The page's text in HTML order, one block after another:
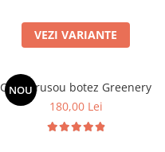
VEZI VARIANTE
NOU
Cutie trusou botez Greenery
180,00 Lei